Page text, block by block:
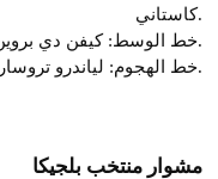
كاستاني.
خط الوسط: كيفن دي بروين - يوري تيليمانس - هانز فاناكن.
خط الهجوم: لياندرو تروسارد - شارل دي كيتيلير - جيريمي دوكو.
مشوار منتخب بلجيكا